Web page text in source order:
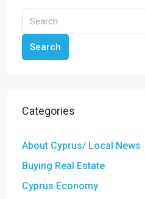
Search
Categories
About Cyprus/ Local News
Buying Real Estate
Cyprus Economy